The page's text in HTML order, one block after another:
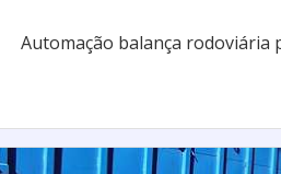
Automação balança rodoviária